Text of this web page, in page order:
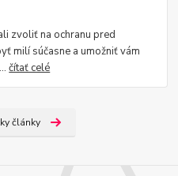
zvoliť na ochranu pred
milí súčasne a umožniť vám
čítať celé
články